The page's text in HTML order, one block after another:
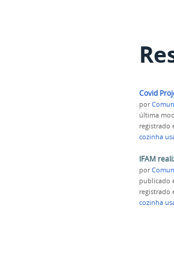
Covid
por
última
registrado
cozinha
IFAM
por
publicado
registrado
cozinha